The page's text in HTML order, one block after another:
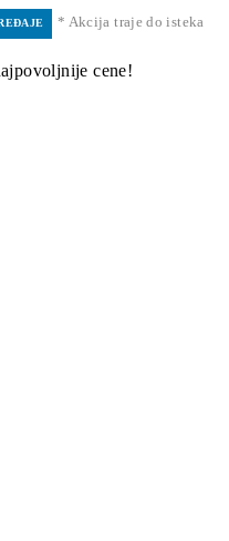
* Akcija traje do isteka
cene!